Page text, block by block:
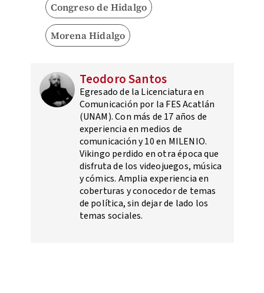
Congreso de Hidalgo
Morena Hidalgo
Teodoro Santos
Egresado de la Licenciatura en
Comunicación por la FES Acatlán
(UNAM). Con más de 17 años de
experiencia en medios de
comunicación y 10 en MILENIO.
Vikingo perdido en otra época que
disfruta de los videojuegos, música
y cómics. Amplia experiencia en
coberturas y conocedor de temas
de política, sin dejar de lado los
temas sociales.